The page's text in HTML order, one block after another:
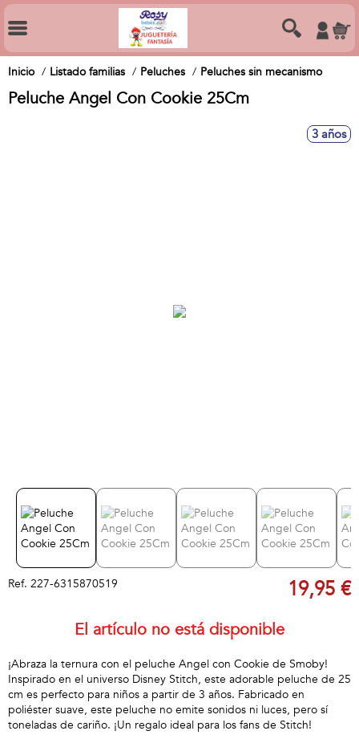
Inicio Listado familias Peluches Peluches sin mecanismo
Peluche Angel Con Cookie 25Cm
3 años
Ref. 227-6315870519 19,95 €
El artículo no está disponible
¡Abraza la ternura con el peluche Angel con Cookie de Smoby!
Inspirado en el universo Disney Stitch, este adorable peluche de 25
cm es perfecto para niños a partir de 3 años. Fabricado en
poliéster suave, este peluche no emite sonidos ni luces, pero sí
toneladas de cariño. ¡Un regalo ideal para los fans de Stitch!